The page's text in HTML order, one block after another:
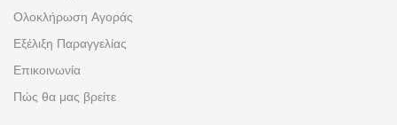
Ολοκλήρωση Αγοράς
Εξέλιξη Παραγγελίας
Επικοινωνία
Πώς θα μας βρείτε